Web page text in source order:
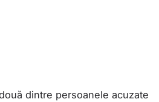
dintre persoanele acuzate